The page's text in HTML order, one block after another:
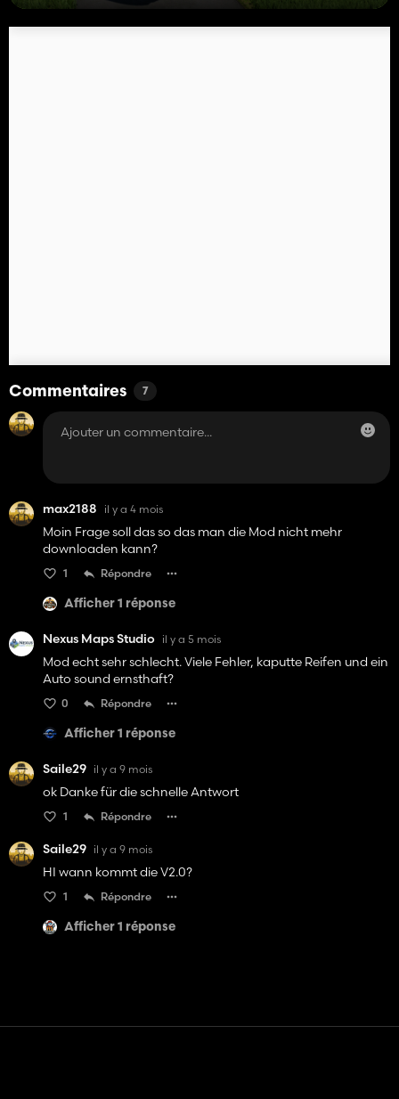
Commentaires 7
max2188 il y a 4 mois
Moin Frage soll das so das man die Mod nicht mehr
downloaden kann?
1 Répondre
Afficher 1 réponse
Nexus Maps Studio il y a 5 mois
Mod echt sehr schlecht. Viele Fehler, kaputte Reifen und ein
Auto sound ernsthaft?
0 Répondre
Afficher 1 réponse
Saile29 il y a 9 mois
ok Danke für die schnelle Antwort
1 Répondre
Saile29 il y a 9 mois
HI wann kommt die V2.0?
1 Répondre
Afficher 1 réponse